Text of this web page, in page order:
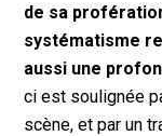
de sa
systématisme
aussi une
ci est soulignée
scène, et par un